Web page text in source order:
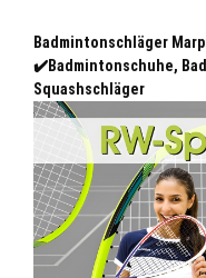
Badmintonschläger
✔️Badmintonschuhe,
Squashschläger